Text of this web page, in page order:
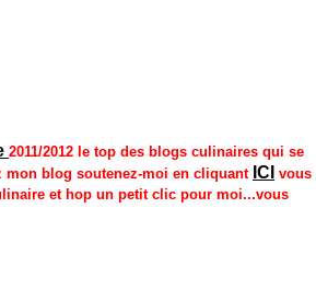
2011/2012 le top des blogs culinaires qui se
mon blog soutenez-moi en cliquant ICI vous
et hop un petit clic pour moi...vous